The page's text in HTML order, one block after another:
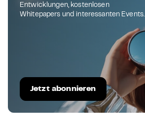
Entwicklungen, kostenlosen
Whitepapers und interessanten Events.
Jetzt abonnieren